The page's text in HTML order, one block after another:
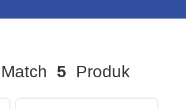
Match 5 Produk